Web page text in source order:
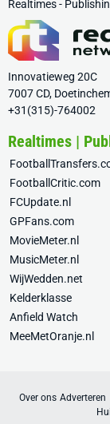
Realtimes -
Innovatieweg 20C
7007 CD,
+31(315)-764002
Realtimes |
FootballCritic.com
FCUpdate.nl
GPFans.com
MovieMeter.nl
MusicMeter.nl
WijWedden.net
Kelderklasse
Anfield Watch
MeeMetOranje.nl
Over ons Adverteren